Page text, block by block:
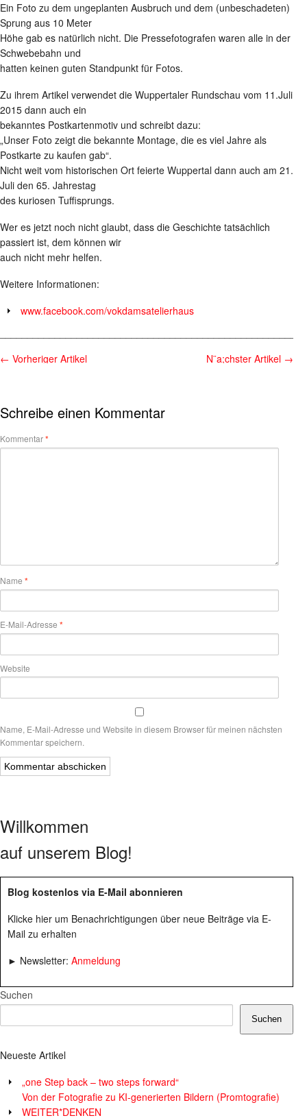
Ein Foto zu dem ungeplanten Ausbruch und dem (unbeschadeten)
Sprung aus 10 Meter
Höhe gab es natürlich nicht. Die Pressefotografen waren alle in der
Schwebebahn und
hatten keinen guten Standpunkt für Fotos.
Zu ihrem Artikel verwendet die Wuppertaler Rundschau vom 11.Juli
2015 dann auch ein
bekanntes Postkartenmotiv und schreibt dazu:
„Unser Foto zeigt die bekannte Montage, die es viel Jahre als
Postkarte zu kaufen gab“.
Nicht weit vom historischen Ort feierte Wuppertal dann auch am 21.
Juli den 65. Jahrestag
des kuriosen Tuffisprungs.
Wer es jetzt noch nicht glaubt, dass die Geschichte tatsächlich
passiert ist, dem können wir
auch nicht mehr helfen.
Weitere Informationen:
www.facebook.com/vokdamsatelierhaus
← Vorheriger Artikel N¨a;chster Artikel →
Schreibe einen Kommentar
Kommentar*
Name *
E-Mail-Adresse *
Website
Name, E-Mail-Adresse und Website in diesem Browser für meinen nächsten
Kommentar speichern.
Willkommen
auf unserem Blog!
Blog kostenlos via E-Mail abonnieren
Klicke hier um Benachrichtigungen über neue Beiträge via E-
Mail zu erhalten
► Newsletter: Anmeldung
Suchen
Suchen
Neueste Artikel
„one Step back – two steps forward“
Von der Fotografie zu KI-generierten Bildern (Promtografie)
WEITER*DENKEN